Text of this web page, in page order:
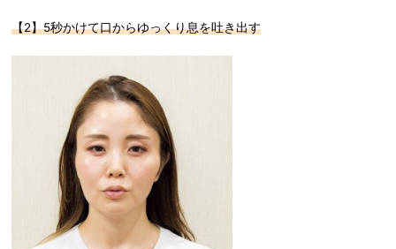
【2】5秒かけて口からゆっくり息を吐き出す